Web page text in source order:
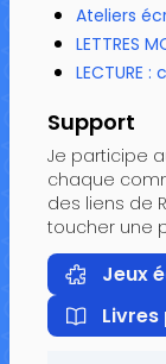
Ateliers
LETTRES
LECTURE
Support
Je participe
chaque
des liens de
toucher une
Jeux